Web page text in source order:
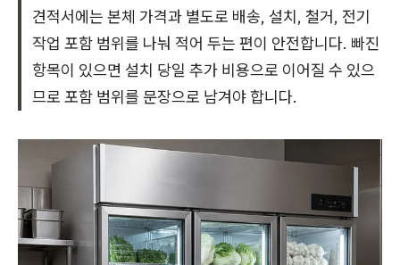
견적서에는 본체 가격과 별도로 배송, 설치, 철거, 전기
작업 포함 범위를 나눠 적어 두는 편이 안전합니다. 빠진
항목이 있으면 설치 당일 추가 비용으로 이어질 수 있으
므로 포함 범위를 문장으로 남겨야 합니다.